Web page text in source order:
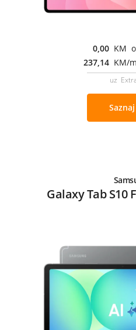
0,00 KM
237,14 KM/
uz
Galaxy Tab S10